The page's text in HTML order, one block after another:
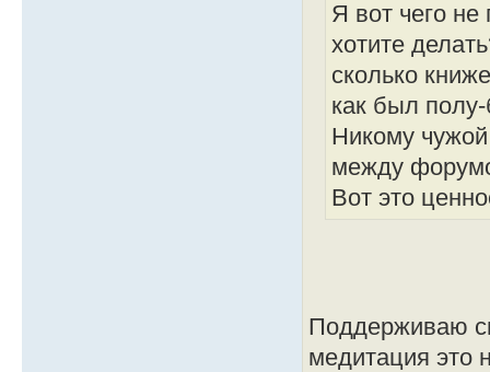
Я вот чего
хотите
сколько
как был
Никому чужой
между
Вот это
Поддерживаю
медитация это